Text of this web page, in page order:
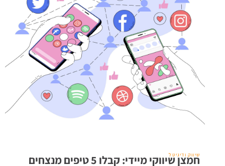
שיווק ודיגיטל חמצן שיווקי מיידי: קבלו 5 טיפים מנצחים